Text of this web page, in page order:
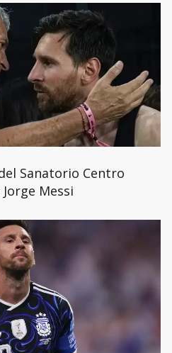
Sanatorio Centro
Messi